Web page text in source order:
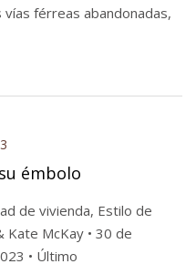
vías férreas abandonadas,
émbolo
de vivienda, Estilo de
McKay • 30 de
• Último